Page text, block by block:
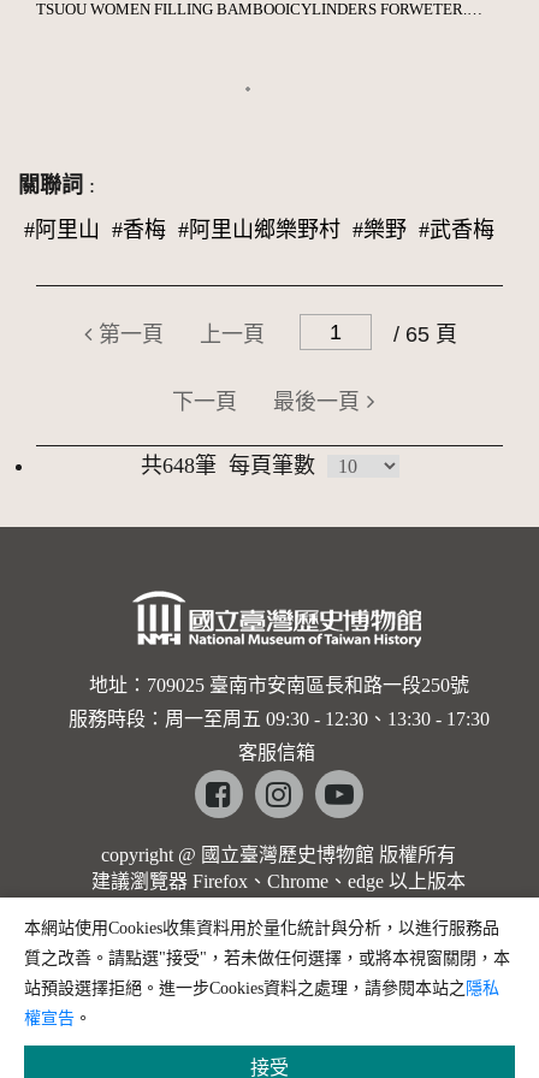
TSUOU WOMEN FILLING BAMBOOICYLINDERS FORWETER.（汲水的鄒族婦女）
關聯詞 :
#阿里山 #香梅 #阿里山鄉樂野村 #樂野 #武香梅
第一頁 上一頁 / 65 頁
下一頁 最後一頁
共648筆 每頁筆數
地址：709025 臺南市安南區長和路一段250號
服務時段：周一至周五 09:30 - 12:30、13:30 - 17:30
客服信箱
Facebookinstagramyoutube
copyright @ 國立臺灣歷史博物館 版權所有
建議瀏覽器 Firefox、Chrome、edge 以上版本
本網站使用Cookies收集資料用於量化統計與分析，以進行服務品
質之改善。請點選"接受"，若未做任何選擇，或將本視窗關閉，本
站預設選擇拒絕。進一步Cookies資料之處理，請參閱本站之 隱私
權宣告 。
接受